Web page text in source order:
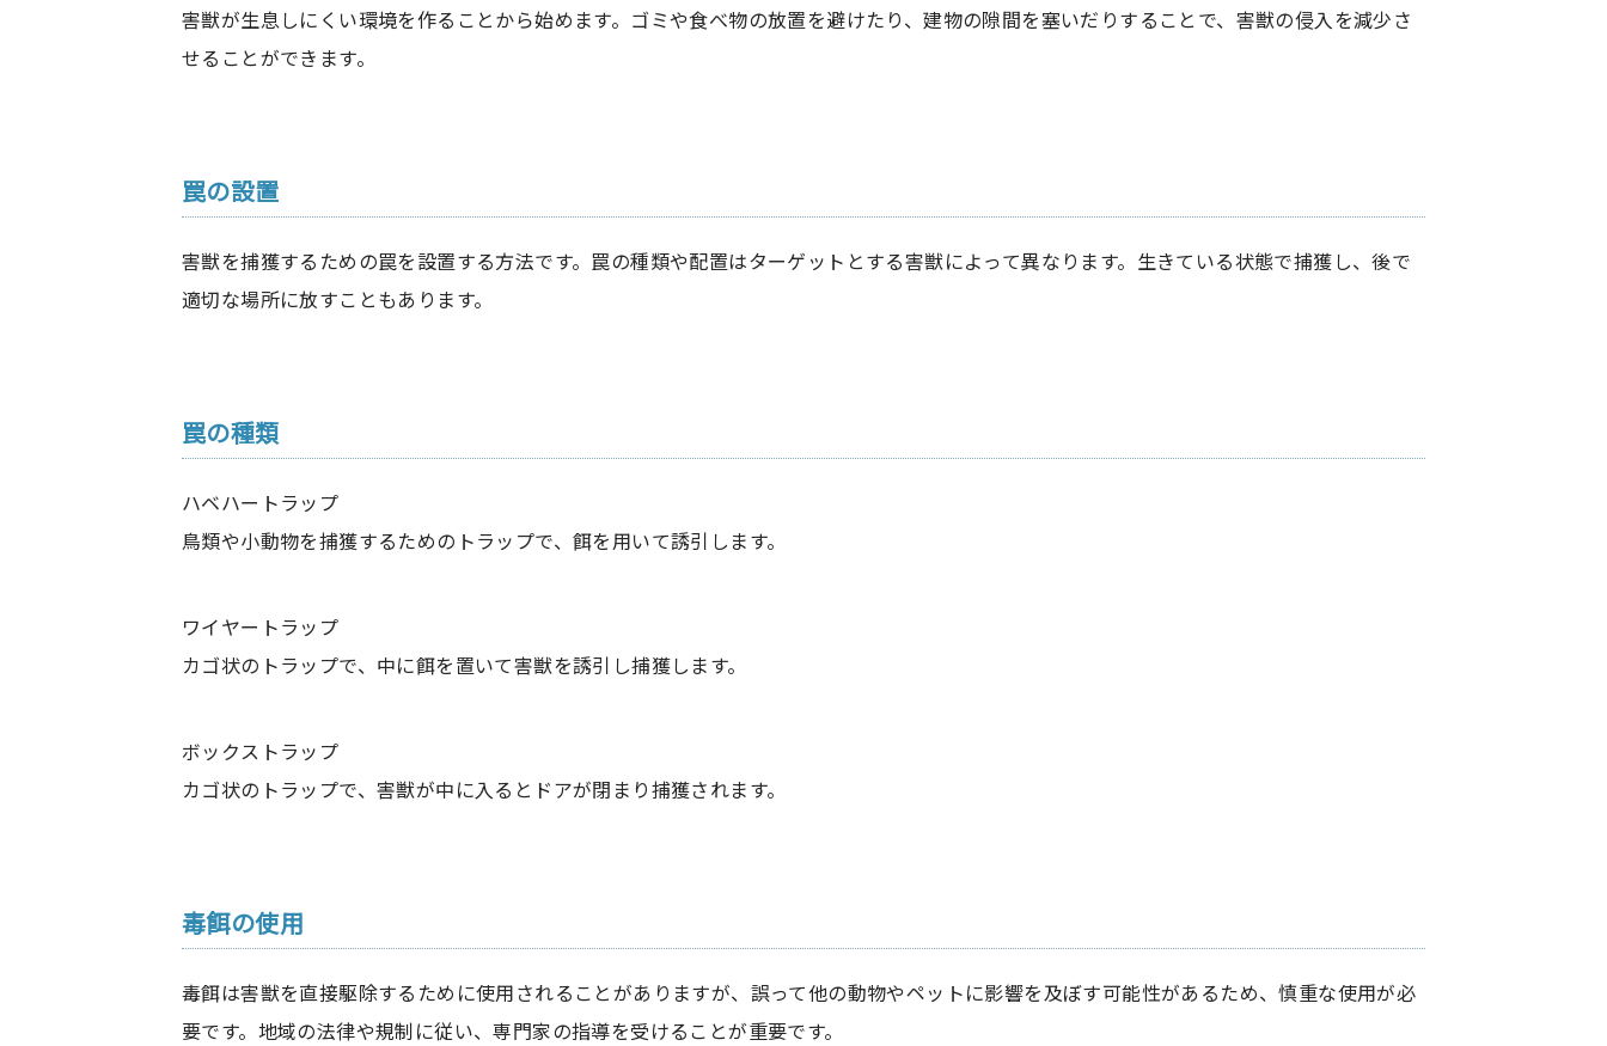
害獣が生息しにくい環境を作ることから始めます。ゴミや食べ物の放置を避けたり、建物の隙間を塞いだりすることで、害獣の侵入を減少さ
せることができます。
罠の設置
害獣を捕獲するための罠を設置する方法です。罠の種類や配置はターゲットとする害獣によって異なります。生きている状態で捕獲し、後で
適切な場所に放すこともあります。
罠の種類
ハベハートラップ
鳥類や小動物を捕獲するためのトラップで、餌を用いて誘引します。
ワイヤートラップ
カゴ状のトラップで、中に餌を置いて害獣を誘引し捕獲します。
ボックストラップ
カゴ状のトラップで、害獣が中に入るとドアが閉まり捕獲されます。
毒餌の使用
毒餌は害獣を直接駆除するために使用されることがありますが、誤って他の動物やペットに影響を及ぼす可能性があるため、慎重な使用が必
要です。地域の法律や規制に従い、専門家の指導を受けることが重要です。